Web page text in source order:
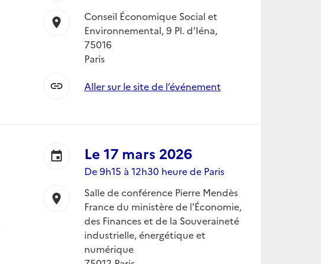
location_on
Conseil Économique Social et
Environnemental, 9 Pl. d'Iéna,
75016
Paris
link Aller sur le site de l’événement
event Le 17 mars 2026
De 9h15 à 12h30 heure de Paris
location_on
Salle de conférence Pierre Mendès
France du ministère de l'Économie,
des Finances et de la Souveraineté
industrielle, énergétique et
numérique